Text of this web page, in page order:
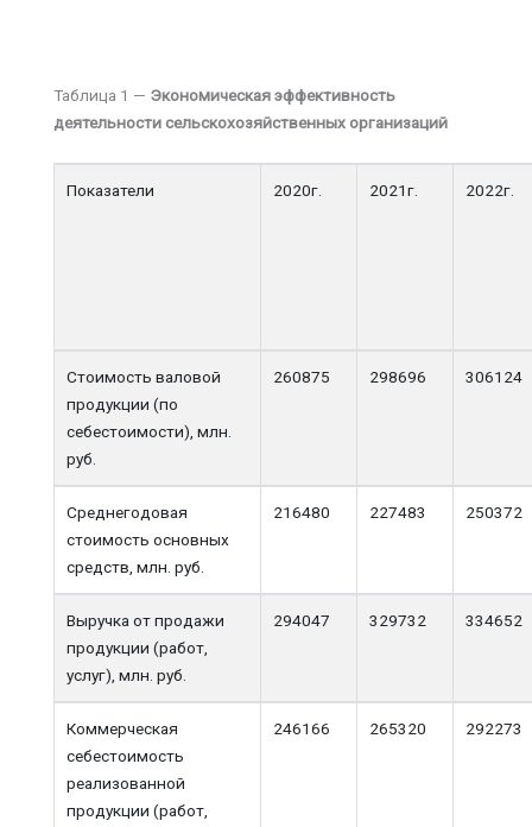
Таблица 1 — Экономическая эффективность
деятельности сельскохозяйственных организаций
Показатели 2020г. 2021г. 2022г.
Стоимость валовой
продукции (по
себестоимости), млн.
руб.
260875 298696 306124
Среднегодовая
стоимость основных
средств, млн. руб.
216480 227483 250372
Выручка от продажи
продукции (работ,
услуг), млн. руб.
294047 329732 334652
Коммерческая
себестоимость
реализованной
продукции (работ,
246166 265320 292273